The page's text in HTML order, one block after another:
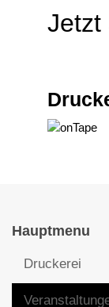
Jetzt
Hauptmenu
Druckerei